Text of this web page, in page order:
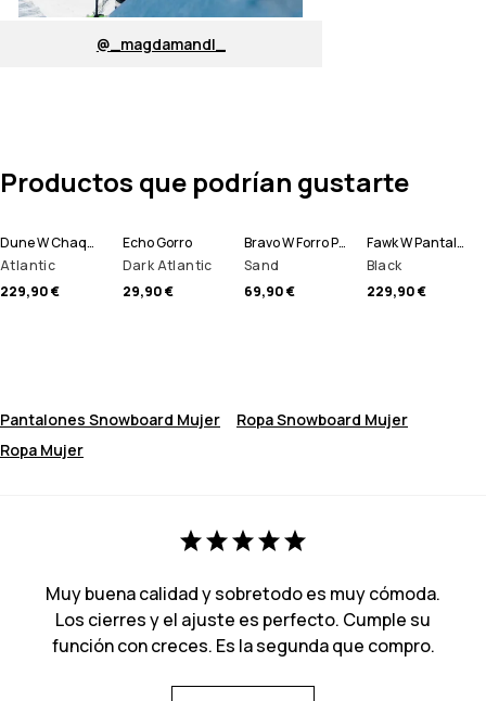
@_magdamandl_
Productos que podrían gustarte
Dune W Chaqueta Esquí Mujer
Atlantic
229,90 €
Echo Gorro
Dark Atlantic
29,90 €
Bravo W Forro Polar Mujer
Sand
69,90 €
Fawk W Pantalones Esquí Mujer
Black
229,90 €
Pantalones Snowboard Mujer
Ropa Snowboard Mujer
Ropa Mujer
Muy buena calidad y sobretodo es muy cómoda.
Los cierres y el ajuste es perfecto. Cumple su
función con creces. Es la segunda que compro.